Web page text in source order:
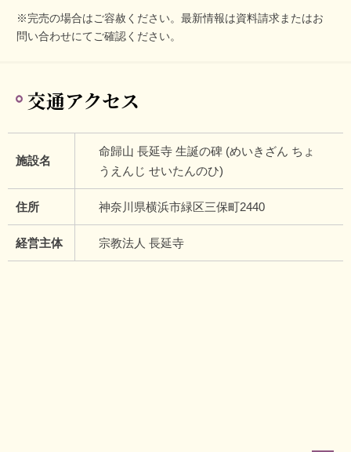
※完売の場合はご容赦ください。最新情報は資料請求またはお
問い合わせにてご確認ください。
交通アクセス
施設名
命歸山 長延寺 生誕の碑 (めいきざん ちょ
うえんじ せいたんのひ)
住所 神奈川県横浜市緑区三保町2440
経営主体 宗教法人 長延寺